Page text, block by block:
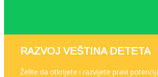
RAZVOJ VEŠTINA DETETA
Želite da otkrijete i razvijete pravi